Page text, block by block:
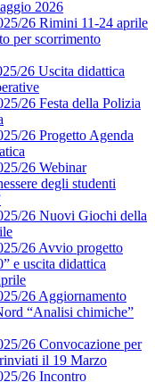
2026
26 Rimini 11-24 aprile
per scorrimento
26 Uscita didattica
26 Festa della Polizia
26 Progetto Agenda
26 Webinar
degli studenti
26 Nuovi Giochi della
26 Avvio progetto
e uscita didattica
26 Aggiornamento
“Analisi chimiche”
26 Convocazione per
il 19 Marzo
26 Incontro